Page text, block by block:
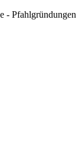
- Pfahlgründungen